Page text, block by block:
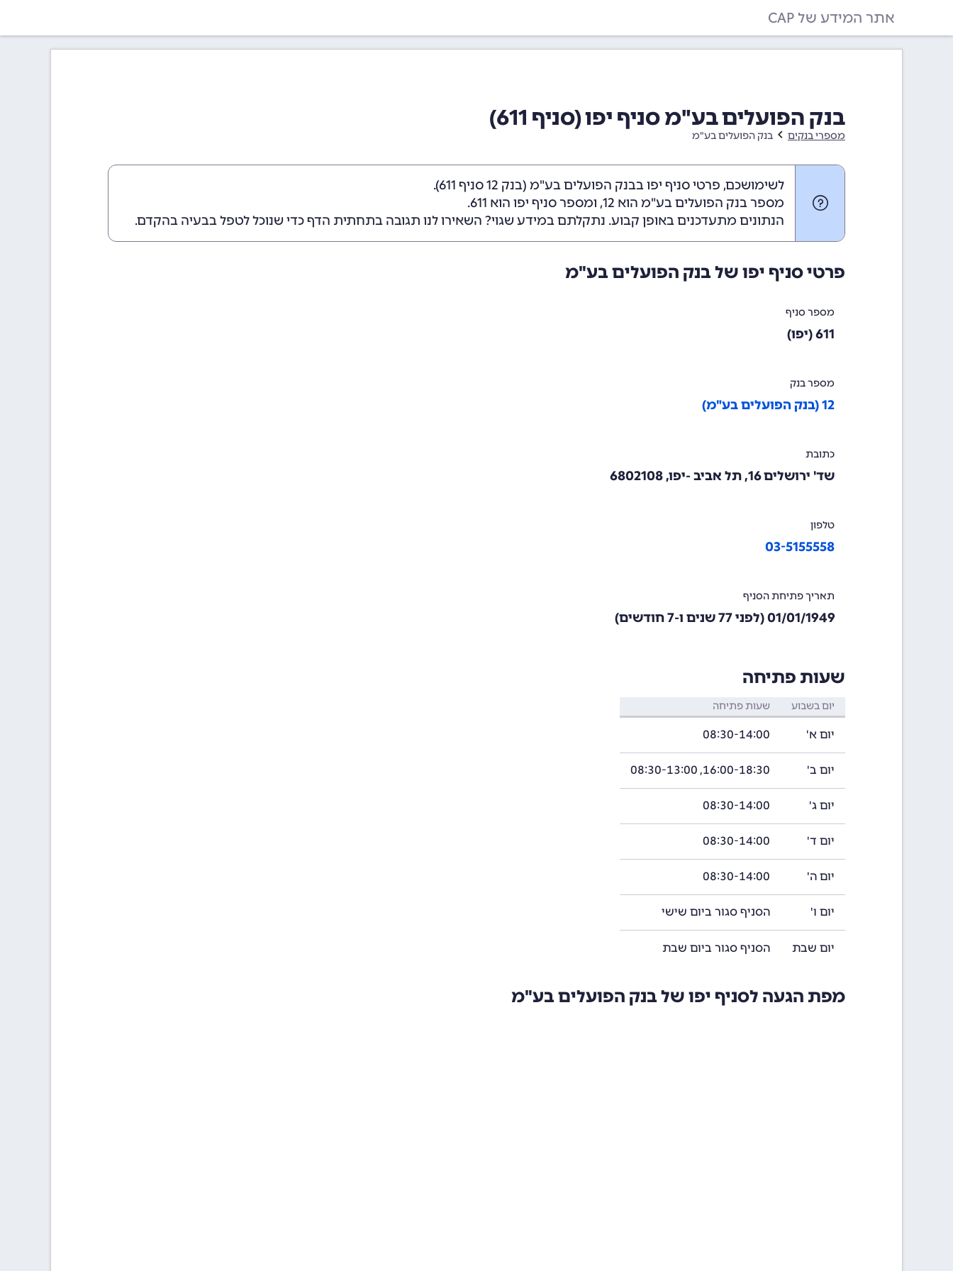
אתר המידע של CAP
בנק הפועלים בע"מ סניף יפו (סניף 611)
מספרי בנקים בנק הפועלים בע"מ
לשימושכם, פרטי סניף יפו בבנק הפועלים בע"מ (בנק 12
סניף 611).
מספר בנק הפועלים בע"מ הוא 12
, ומספר סניף יפו הוא 611.
הנתונים מתעדכנים באופן קבוע. נתקלתם במידע שגוי? השאירו לנו תגובה בתחתית הדף כדי שנוכל לטפל בבעיה בהקדם.
פרטי סניף יפו של בנק הפועלים בע"מ
מספר סניף
611 (יפו)
מספר בנק
12 (בנק הפועלים בע"מ)
כתובת
שד' ירושלים 16, תל אביב -יפו, 6802108
טלפון
03-5155558
תאריך פתיחת הסניף
01/01/1949(לפני 77 שנים ו-7 חודשים)
שעות פתיחה
יום בשבוע שעות פתיחה
יום א' 08:30-14:00
יום ב' 16:00-18:30, 08:30-13:00
יום ג' 08:30-14:00
יום ד' 08:30-14:00
יום ה' 08:30-14:00
יום ו' הסניף סגור ביום שישי
יום שבת הסניף סגור ביום שבת
מפת הגעה לסניף יפו של בנק הפועלים בע"מ